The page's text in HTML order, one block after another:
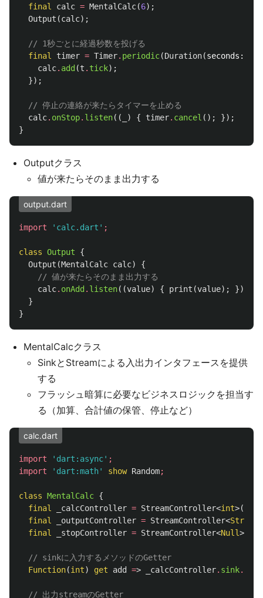
final
calc = MentalCalc(6);
Output (calc);
// 1秒ごとに経過秒数を投げる
final
timer = Timer. periodic(Duration(seconds:
calc. add (t . tick);
});
// 停止の連絡が来たらタイマーを止める
calc. onStop. listen(( ) { timer. cancel ();
});
}
Outputクラス
値が来たらそのまま出力する
output.dart
import 'calc.dart' ;
class Output
{
Output (MentalCalc calc)
{
// 値が来たらそのまま出力する
calc. onAdd . listen((value) { print (value);
});
}
}
MentalCalcクラス
SinkとStreamによる入出力インタフェースを提供
する
フラッシュ暗算に必要なビジネスロジックを担当す
る（加算、合計値の保管、停止など）
calc.dart
import 'dart:async' ;
import
'dart:math' show Random;
class MentalCalc {
final
_calcController = StreamController<int>();
final
_outputController = StreamController<String
final
_stopController = StreamController<Null>();
// sinkに入力するメソッドのGetter
Function(int) get add => _calcController. sink.
// 出力streamのGetter